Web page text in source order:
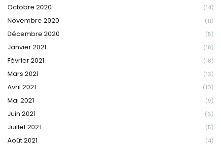
Octobre 2020 (14)
Novembre 2020 (11)
Décembre 2020 (5)
Janvier 2021 (18)
Février 2021 (18)
Mars 2021 (13)
Avril 2021 (10)
Mai 2021 (9)
Juin 2021 (6)
Juillet 2021 (5)
Août 2021 (4)